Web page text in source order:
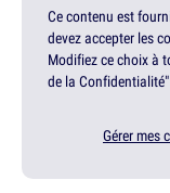
Ce contenu est
devez accepter les
Modifiez ce choix à
de la
Gérer mes